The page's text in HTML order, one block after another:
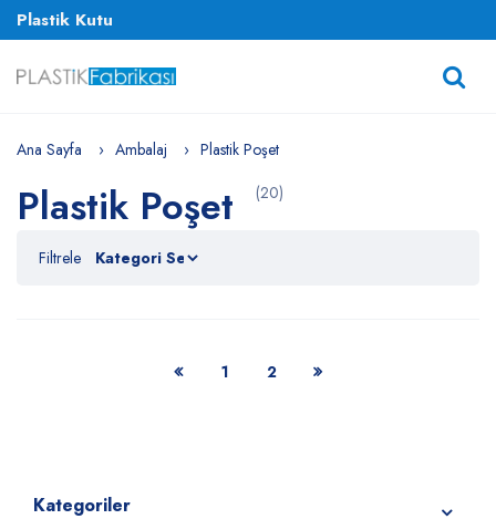
Plastik Kutu
Ana Sayfa Ambalaj Plastik Poşet
Plastik Poşet (20)
Filtrele
1 2
Kategoriler